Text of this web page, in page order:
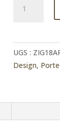
papiers
Auto
UGS :
Design,